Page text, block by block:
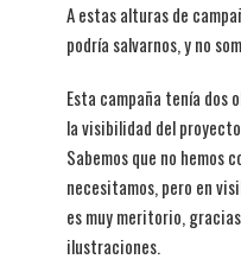
A estas alturas de
podría salvarnos, y no
Esta campaña tenía dos
la visibilidad del proyecto
Sabemos que no hemos
necesitamos, pero en
es muy meritorio,
ilustraciones.